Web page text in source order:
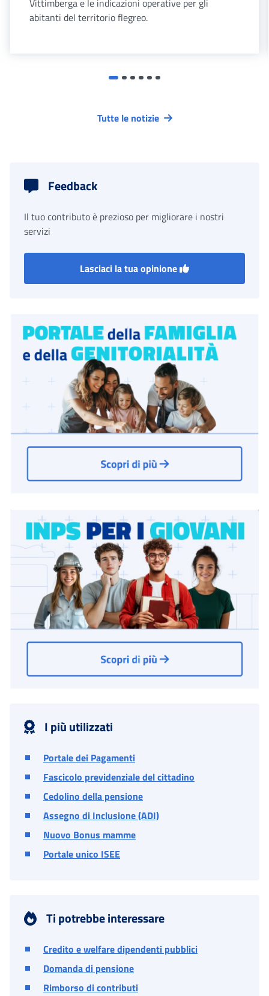
Vittimberga e le indicazioni operative per gli
abitanti del territorio flegreo.
Tutte le notizie
Feedback
Il tuo contributo è prezioso per migliorare i nostri
servizi
Lasciaci la tua opinione
I più utilizzati
Portale dei Pagamenti
Fascicolo previdenziale del cittadino
Cedolino della pensione
Assegno di Inclusione (ADI)
Nuovo Bonus mamme
Portale unico ISEE
Ti potrebbe interessare
Credito e welfare dipendenti pubblici
Domanda di pensione
Rimborso di contributi